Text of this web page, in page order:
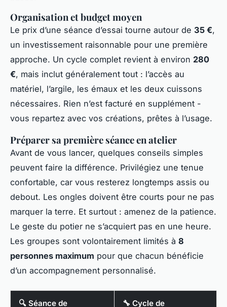
Organisation et budget moyen
Le prix d’une séance d’essai tourne autour de 35 €,
un investissement raisonnable pour une première
approche. Un cycle complet revient à environ 280
€, mais inclut généralement tout : l’accès au
matériel, l’argile, les émaux et les deux cuissons
nécessaires. Rien n’est facturé en supplément -
vous repartez avec vos créations, prêtes à l’usage.
Préparer sa première séance en atelier
Avant de vous lancer, quelques conseils simples
peuvent faire la différence. Privilégiez une tenue
confortable, car vous resterez longtemps assis ou
debout. Les ongles doivent être courts pour ne pas
marquer la terre. Et surtout : amenez de la patience.
Le geste du potier ne s’acquiert pas en une heure.
Les groupes sont volontairement limités à 8
personnes maximum pour que chacun bénéficie
d’un accompagnement personnalisé.
🔍 Séance de
🔧 Cycle de